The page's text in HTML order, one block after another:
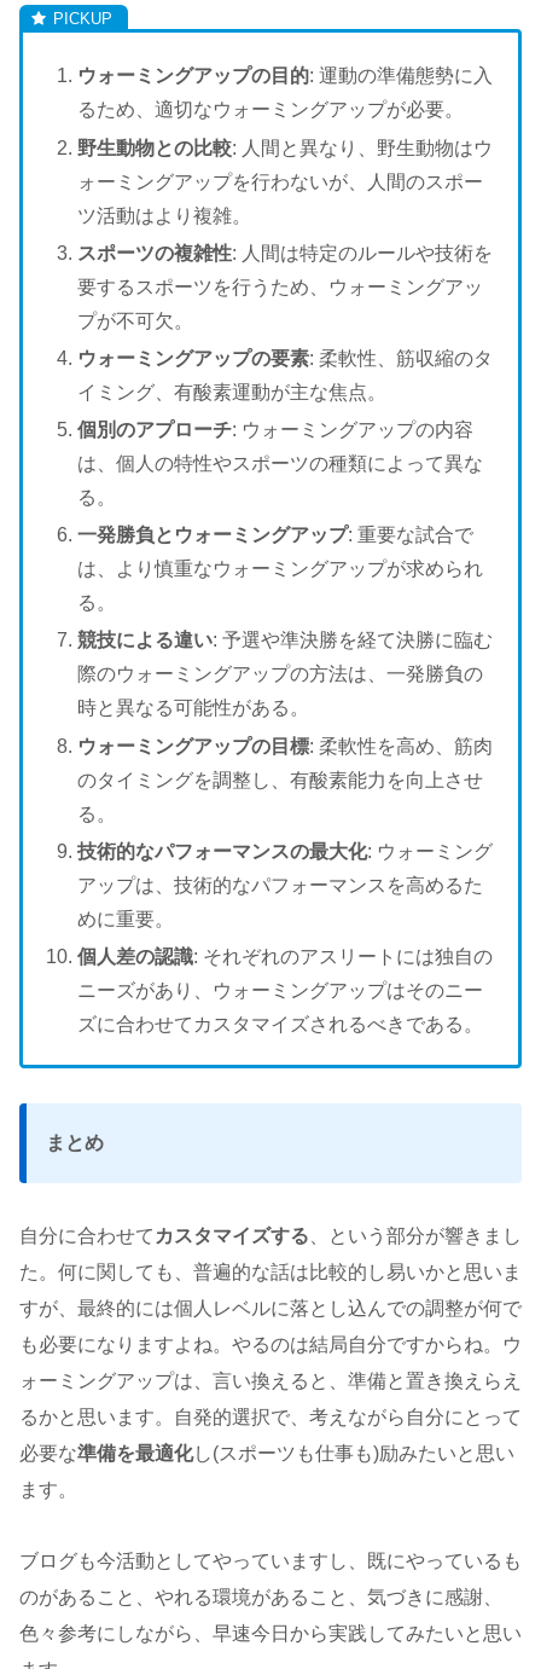
ウォーミングアップの目的: 運動の準備態勢に入
るため、適切なウォーミングアップが必要。
野生動物との比較: 人間と異なり、野生動物はウ
ォーミングアップを行わないが、人間のスポー
ツ活動はより複雑。
スポーツの複雑性: 人間は特定のルールや技術を
要するスポーツを行うため、ウォーミングアッ
プが不可欠。
ウォーミングアップの要素: 柔軟性、筋収縮のタ
イミング、有酸素運動が主な焦点。
個別のアプローチ: ウォーミングアップの内容
は、個人の特性やスポーツの種類によって異な
る。
一発勝負とウォーミングアップ: 重要な試合で
は、より慎重なウォーミングアップが求められ
る。
競技による違い: 予選や準決勝を経て決勝に臨む
際のウォーミングアップの方法は、一発勝負の
時と異なる可能性がある。
ウォーミングアップの目標: 柔軟性を高め、筋肉
のタイミングを調整し、有酸素能力を向上させ
る。
技術的なパフォーマンスの最大化: ウォーミング
アップは、技術的なパフォーマンスを高めるた
めに重要。
個人差の認識: それぞれのアスリートには独自の
ニーズがあり、ウォーミングアップはそのニー
ズに合わせてカスタマイズされるべきである。
まとめ
自分に合わせて カスタマイズする 、という部分が響きまし
た。何に関しても、普遍的な話は比較的し易いかと思いま
すが、最終的には個人レベルに落とし込んでの調整が何で
も必要になりますよね。やるのは結局自分ですからね。ウ
ォーミングアップは、言い換えると、準備と置き換えらえ
るかと思います。自発的選択で、考えながら自分にとって
必要な準備を最適化し(スポーツも仕事も)励みたいと思い
ます。
ブログも今活動としてやっていますし、既にやっているも
のがあること、やれる環境があること、気づきに感謝、
色々参考にしながら、早速今日から実践してみたいと思い